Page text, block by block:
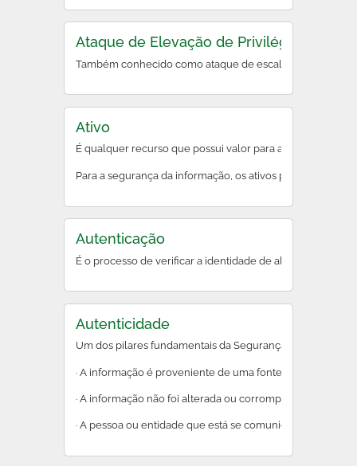
Ataque de Elevação de Privilégios
Também conhecido como ataque de escalação de
Ativo
É qualquer recurso que possui valor para a organização.
Para a segurança da informação, os ativos precisam ser
Autenticação
É o processo de verificar a identidade de alguém ou
Autenticidade
Um dos pilares fundamentais da Segurança da
· A informação é proveniente de uma fonte legítima e
· A informação não foi alterada ou corrompida durante a
· A pessoa ou entidade que está se comunicando é quem